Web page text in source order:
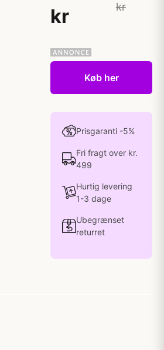
kr
kr
Køb her
Prisgaranti -5%
Fri fragt over kr.
499
Hurtig levering
1-3 dage
Ubegrænset
returret